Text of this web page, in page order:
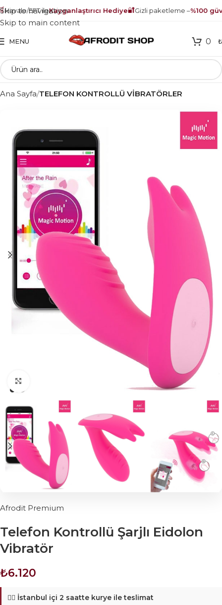
EFT ileKayganlaştırıcı Hediye🔐Gizli paketleme –%100
Skip to navigation
Skip to main content
MENU 0 ₺
Ana Sayfa TELEFON KONTROLLÜ VİBRATÖRLER
Afrodit Premium
Telefon Kontrollü Şarjlı Eidolon
Vibratör
₺6.120
🚴‍♂️ İstanbul içi 2 saatte kurye ile teslimat